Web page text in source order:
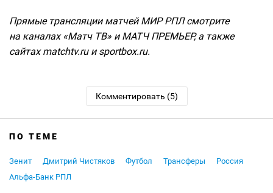
Прямые трансляции матчей МИР РПЛ смотрите
на каналах «Матч ТВ» и МАТЧ ПРЕМЬЕР, а также
сайтах matchtv.ru и sportbox.ru.
Комментировать (5)
ПО ТЕМЕ
Зенит Дмитрий Чистяков Футбол Трансферы
Россия
Альфа-Банк РПЛ